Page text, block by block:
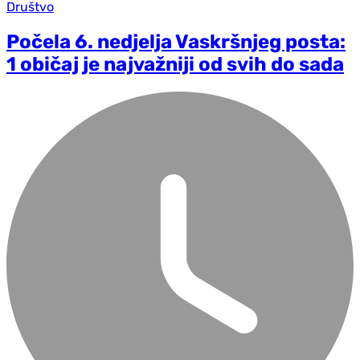
Društvo
Počela 6. nedjelja Vaskršnjeg posta:
1 običaj je najvažniji od svih do sada